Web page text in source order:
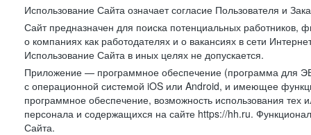
Использование Сайта означает согласие Пользователя и
Сайт предназначен для поиска потенциальных
о компаниях как работодателях и о вакансиях в сети
Использование Сайта в иных целях не допускается.
Приложение — программное обеспечение (программа для
с операционной системой iOS или Android, и имеющее
программное обеспечение, возможность использования
персонала и содержащихся на сайте https://hh.ru.
Сайта.